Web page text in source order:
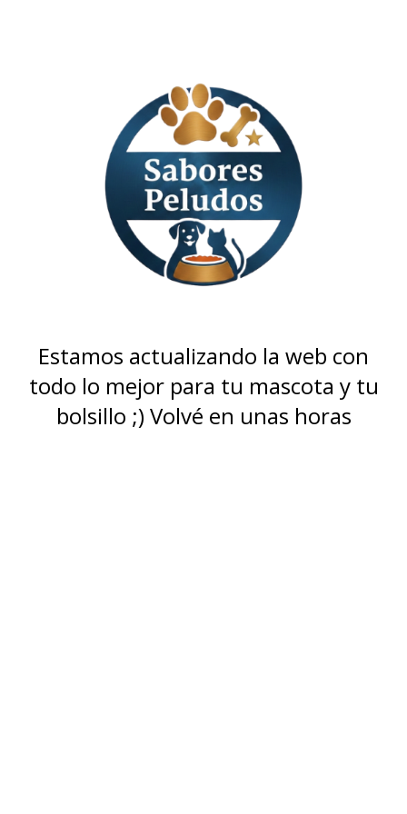
Estamos actualizando la web con
todo lo mejor para tu mascota y tu
bolsillo ;) Volvé en unas horas